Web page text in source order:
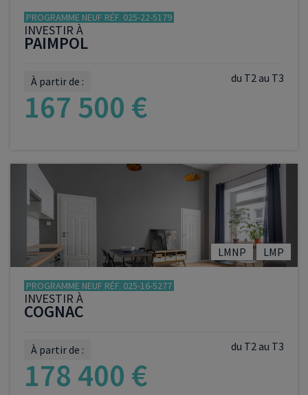
PROGRAMME NEUF RÉF. 025-22-5179
INVESTIR À
PAIMPOL
du T2 au T3
À partir de :
167 500 €
VOIR LE PROGRAMME
LMNP LMP
PROGRAMME NEUF RÉF. 025-16-5277
INVESTIR À
COGNAC
du T2 au T3
À partir de :
178 400 €